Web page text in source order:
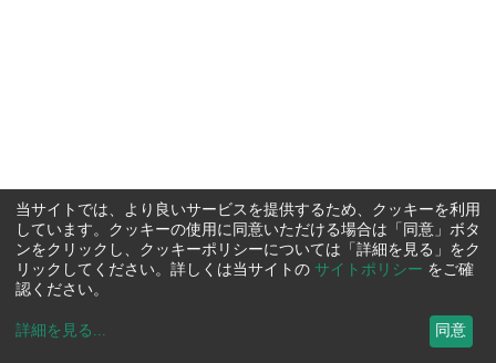
当サイトでは、より良いサービスを提供するため、クッキーを利用
しています。クッキーの使用に同意いただける場合は「同意」ボタ
ンをクリックし、クッキーポリシーについては「詳細を見る」をク
リックしてください。詳しくは当サイトの サイトポリシー をご確
認ください。
詳細を見る ... 同意